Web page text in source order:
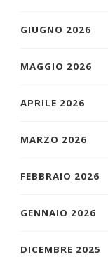
GIUGNO 2026
MAGGIO 2026
APRILE 2026
MARZO 2026
FEBBRAIO 2026
GENNAIO 2026
DICEMBRE 2025